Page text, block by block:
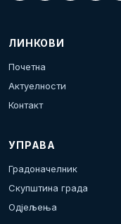
ЛИНКОВИ
Почетна
Актуелности
Контакт
УПРАВА
Градоначелник
Скупштина града
Одјељења